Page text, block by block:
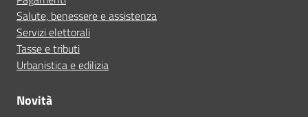
Salute, benessere e assistenza
Servizi elettorali
Tasse e tributi
Urbanistica e edilizia
Novità